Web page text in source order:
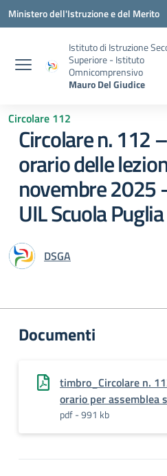
Vai ai contenuti
Vai al menu di navigazione
Vai al footer
Ministero dell'Istruzione e del Merito
Istituto di Istruzione
Superiore - Istituto
Omnicomprensivo
Mauro Del Giudice
Circolare 112
Circolare n. 112
orario delle
novembre 2025
UIL Scuola Puglia
DSGA
Documenti
timbro_Circolare n.
orario per assemblea
pdf - 991 kb